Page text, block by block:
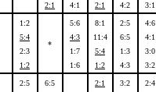
2:1
4:1
2:1
4:2
3:1
1:2
5:4
2:3
1:2
*
5:6
4:3
1:7
1:6
8:1
11:4
5:4
1:2
2:5
6:5
1:3
4:3
4:6
4:1
3:0
3:2
2:5
6:5
2:1
3:2
2:4